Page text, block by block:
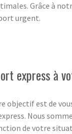
Grâce à
urgent.
express à
objectif est de
Nous
de votre